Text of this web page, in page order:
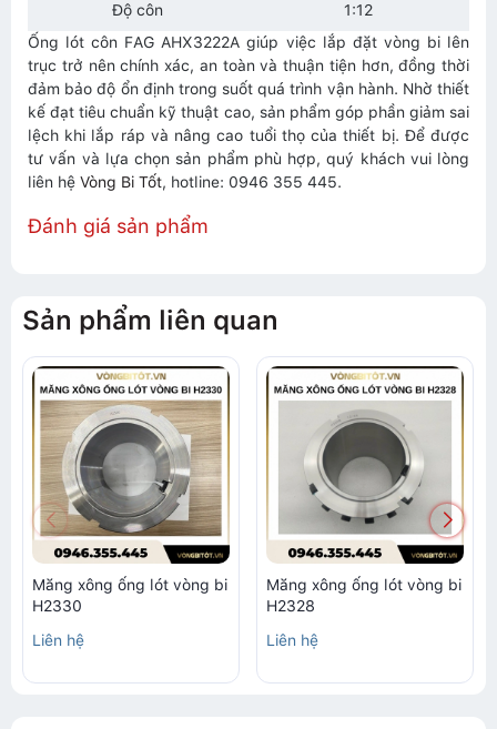
Độ côn
1:12
Ống lót côn FAG AHX3222A giúp việc lắp đặt vòng bi lên
trục trở nên chính xác, an toàn và thuận tiện hơn, đồng thời
đảm bảo độ ổn định trong suốt quá trình vận hành. Nhờ thiết
kế đạt tiêu chuẩn kỹ thuật cao, sản phẩm góp phần giảm sai
lệch khi lắp ráp và nâng cao tuổi thọ của thiết bị. Để được
tư vấn và lựa chọn sản phẩm phù hợp, quý khách vui lòng
liên hệ Vòng Bi Tốt, hotline: 0946 355 445.
Đánh giá sản phẩm
Sản phẩm liên quan
Măng xông ống lót vòng bi
H2330
Liên hệ
Măng xông ống lót vòng bi
H2328
Liên hệ